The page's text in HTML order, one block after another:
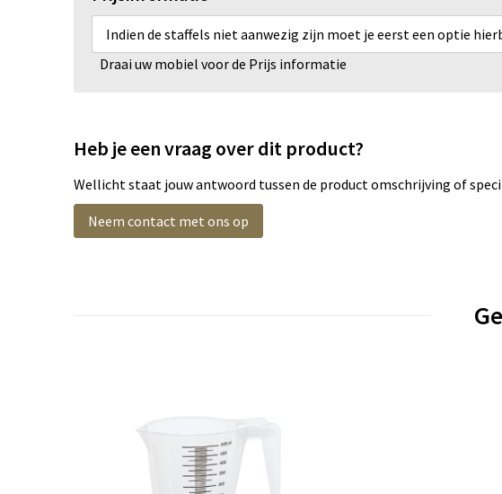
Indien de staffels niet aanwezig zijn moet je eerst een optie
Draai uw mobiel voor de Prijs informatie
Heb je een vraag over dit product?
Wellicht staat jouw antwoord tussen de product omschrijving of
Neem contact met ons op